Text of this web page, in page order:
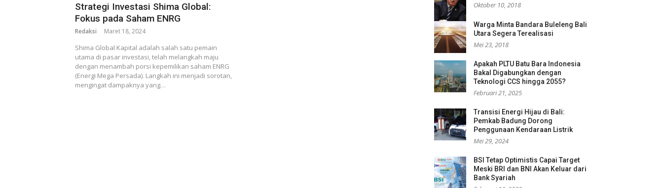
Strategi Investasi Shima Global:
Fokus pada Saham ENRG
Redaksi Maret 18, 2024
Shima Global Kapital adalah salah satu pemain
utama di pasar investasi, telah melangkah maju
dengan menambah porsi kepemilikan saham ENRG
(Energi Mega Persada). Langkah ini menjadi sorotan,
mengingat dampaknya yang…
Oktober 10, 2018
Warga Minta Bandara Buleleng Bali
Utara Segera Terealisasi
Mei 23, 2018
Apakah PLTU Batu Bara Indonesia
Bakal Digabungkan dengan
Teknologi CCS hingga 2055?
Februari 21, 2025
Transisi Energi Hijau di Bali:
Pemkab Badung Dorong
Penggunaan Kendaraan Listrik
Mei 29, 2024
BSI Tetap Optimistis Capai Target
Meski BRI dan BNI Akan Keluar dari
Bank Syariah